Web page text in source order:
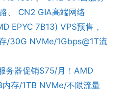
、 CN2 GIA高端网络
EPYC 7B13) VPS预售，
/30G NVMe/1Gbps@1T流
务器促销$75/月！AMD
存/1TB NVMe/不限流量